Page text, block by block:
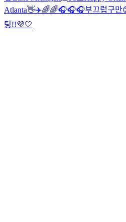
Atlanta👋✈️🌈🌈🎧🎧🎧부끄럽구만
팅!!💜🤍